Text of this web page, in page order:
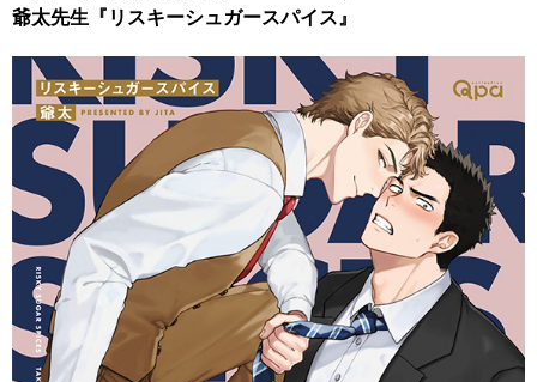
爺太先生『リスキーシュガースパイス』